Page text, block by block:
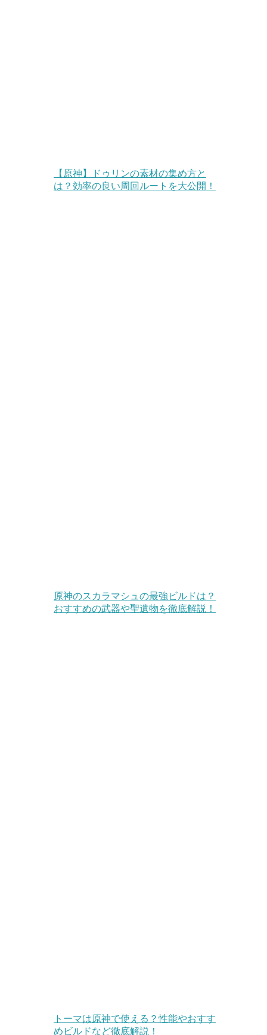
【原神】ドゥリンの素材の集め方と
は？効率の良い周回ルートを大公開！
原神のスカラマシュの最強ビルドは？
おすすめの武器や聖遺物を徹底解説！
トーマは原神で使える？性能やおすす
めビルドなど徹底解説！